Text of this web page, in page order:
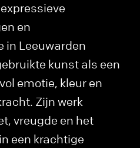
en
in Leeuwarden
kunst als een
emotie, kleur en
Zijn werk
vreugde en het
een krachtige